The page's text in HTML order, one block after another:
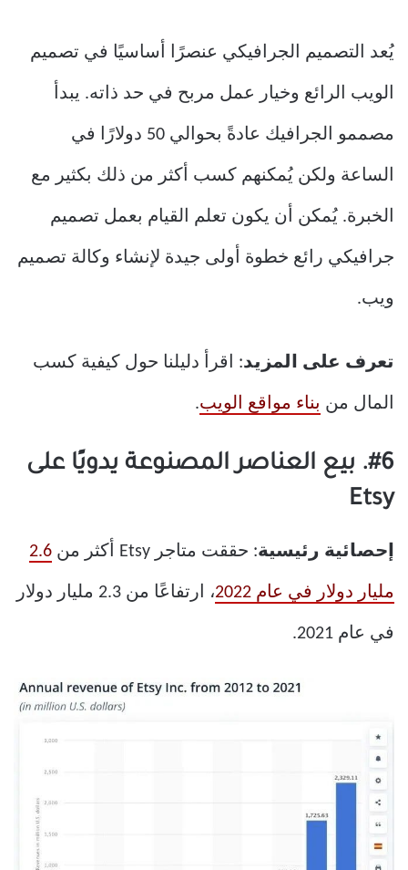
يُعد التصميم الجرافيكي عنصرًا أساسيًا في تصميم
الويب الرائع وخيار عمل مربح في حد ذاته. يبدأ
مصممو الجرافيك عادةً بحوالي 50 دولارًا في
الساعة ولكن يُمكنهم كسب أكثر من ذلك بكثير مع
الخبرة. يُمكن أن يكون تعلم القيام بعمل تصميم
جرافيكي رائع خطوة أولى جيدة لإنشاء وكالة تصميم
ويب.
تعرف على المزيد: اقرأ دليلنا حول كيفية كسب
المال من بناء مواقع الويب.
#6. بيع العناصر المصنوعة يدويًا على
Etsy
إحصائية رئيسية: حققت متاجر Etsy أكثر من 2.6
مليار دولار في عام 2022 ، ارتفاعًا من 2.3 مليار دولار
في عام 2021.